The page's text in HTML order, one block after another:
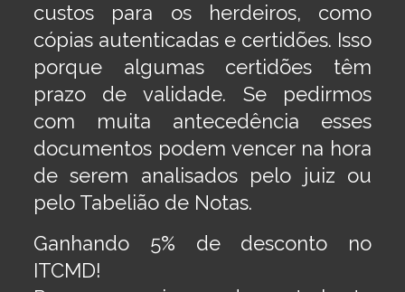
custos para os herdeiros, como
cópias autenticadas e certidões. Isso
porque algumas certidões têm
prazo de validade. Se pedirmos
com muita antecedência esses
documentos podem vencer na hora
de serem analisados pelo juiz ou
pelo Tabelião de Notas.
Ganhando 5% de desconto no
ITCMD!